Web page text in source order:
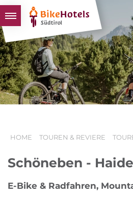
BIKEHOTELS
HOTELS & PAKETE
TOUREN & REVIERE
SÜDTIROL & WIR
HOME TOUREN & REVIERE
Schöneben -
E-Bike & Radfahren,